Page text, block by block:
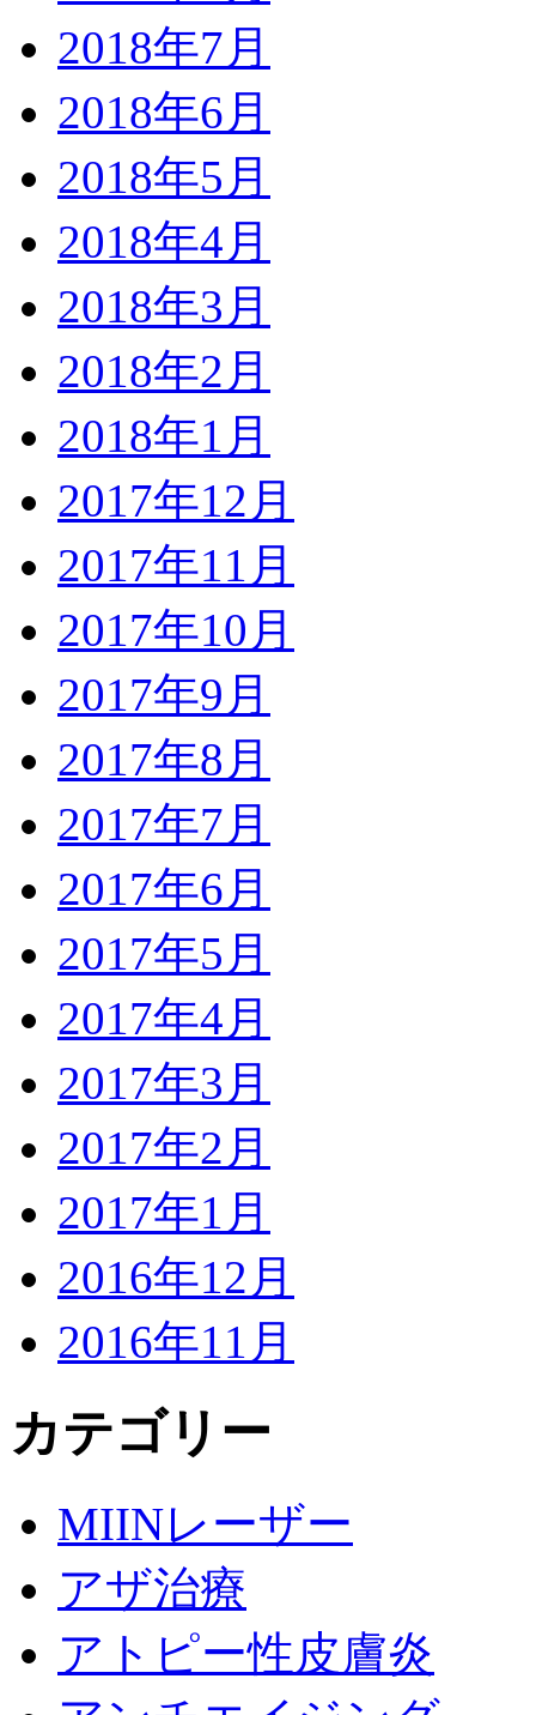
2018年7月
2018年6月
2018年5月
2018年4月
2018年3月
2018年2月
2018年1月
2017年12月
2017年11月
2017年10月
2017年9月
2017年8月
2017年7月
2017年6月
2017年5月
2017年4月
2017年3月
2017年2月
2017年1月
2016年12月
2016年11月
カテゴリー
MIINレーザー
アザ治療
アトピー性皮膚炎